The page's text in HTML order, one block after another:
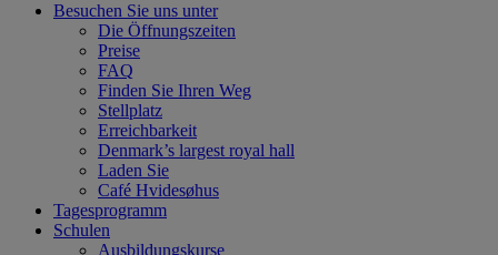
Besuchen Sie uns unter
Die Öffnungszeiten
Preise
FAQ
Finden Sie Ihren Weg
Stellplatz
Erreichbarkeit
Denmark’s largest royal hall
Laden Sie
Café Hvidesøhus
Tagesprogramm
Schulen
Ausbildungskurse